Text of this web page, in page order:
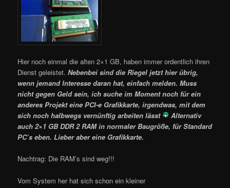
Hier noch einmal die alten 2×1 GB, haben immer ordentlich ihren
Dienst geleistet. Nebenbei sind die Riegel jetzt hier übrig,
wenn jemand Interesse daran hat, einfach melden. Muss
nicht gegen Geld sein, ich suche im Moment noch für ein
anderes Projekt eine PCI-e Grafikkarte, irgendwas, mit dem
sich noch halbwegs vernünftig arbeiten lässt
Alternativ
auch 2×1 GB DDR 2 RAM in normaler Baugröße, für Standard
PC’s eben. Lieber aber eine Grafikkarte.
Nachtrag: Die RAM’s sind weg!!!
Vom System her hat sich schon ein kleiner